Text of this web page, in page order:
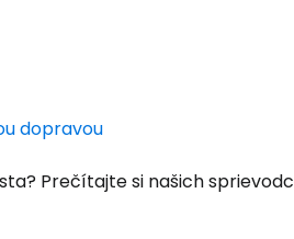
dopravou
Prečítajte si našich